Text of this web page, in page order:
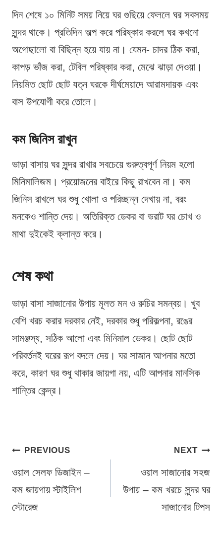
দিন শেষে ১০ মিনিট সময় নিয়ে ঘর গুছিয়ে ফেললে ঘর সবসময়
সুন্দর থাকে। প্রতিদিন অল্প করে পরিষ্কার করলে ঘর কখনো
অগোছালো বা বিছিন্ন হয়ে যায় না। যেমন- চাদর ঠিক করা,
কাপড় ভাঁজ করা, টেবিল পরিষ্কার করা, মেঝে ঝাড়া দেওয়া।
নিয়মিত ছোট ছোট যত্ন ঘরকে দীর্ঘমেয়াদে আরামদায়ক এবং
বাস উপযোগী করে তোলে।
কম জিনিস রাখুন
ভাড়া বাসায় ঘর সুন্দর রাখার সবচেয়ে গুরুত্বপূর্ণ নিয়ম হলো
মিনিমালিজম। প্রয়োজনের বাইরে কিছু রাখবেন না। কম
জিনিস রাখলে ঘর শুধু খোলা ও পরিচ্ছন্ন দেখায় না, বরং
মনকেও শান্তি দেয়। অতিরিক্ত ডেকর বা ভরাট ঘর চোখ ও
মাথা দুইকেই ক্লান্ত করে।
শেষ কথা
ভাড়া বাসা সাজানোর উপায় মূলত মন ও রুচির সমন্বয়। খুব
বেশি খরচ করার দরকার নেই, দরকার শুধু পরিকল্পনা, রঙের
সামঞ্জস্য, সঠিক আলো এবং মিনিমাল ডেকর। ছোট ছোট
পরিবর্তনই ঘরের রূপ বদলে দেয়। ঘর সাজান আপনার মতো
করে, কারণ ঘর শুধু থাকার জায়গা নয়, এটি আপনার মানসিক
শান্তির কেন্দ্র।
Post
navigation
PREVIOUS
ওয়াল সেলফ ডিজাইন –
কম জায়গায় স্টাইলিশ
স্টোরেজ
NEXT
ওয়াল সাজানোর সহজ
উপায় – কম খরচে সুন্দর ঘর
সাজানোর টিপস